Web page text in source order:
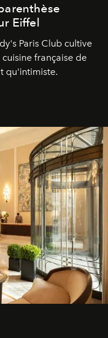
Eiffel
Paris Club cultive
française de
qu'intimiste.